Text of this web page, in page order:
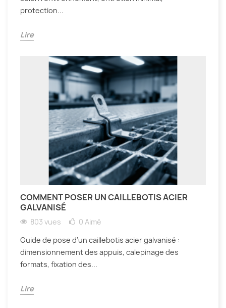
protection...
Lire
COMMENT POSER UN CAILLEBOTIS ACIER
GALVANISÉ
803 vues 0 Aimé
Guide de pose d'un caillebotis acier galvanisé :
dimensionnement des appuis, calepinage des
formats, fixation des...
Lire